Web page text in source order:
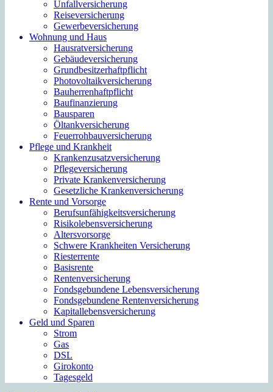
Unfallversicherung
Reiseversicherung
Gewerbeversicherung
Wohnung und Haus
Hausratversicherung
Gebäudeversicherung
Grundbesitzerhaftpflicht
Photovoltaikversicherung
Bauherrenhaftpflicht
Baufinanzierung
Bausparen
Öltankversicherung
Feuerrohbauversicherung
Pflege und Krankheit
Krankenzusatzversicherung
Pflegeversicherung
Private Krankenversicherung
Gesetzliche Krankenversicherung
Rente und Vorsorge
Berufs­unfähigkeitsversicherung
Risikolebensversicherung
Altersvorsorge
Schwere Krankheiten Versicherung
Riesterrente
Basisrente
Rentenversicherung
Fondsgebundene Lebensversicherung
Fondsgebundene Rentenversicherung
Kapitallebensversicherung
Geld und Sparen
Strom
Gas
DSL
Girokonto
Tagesgeld